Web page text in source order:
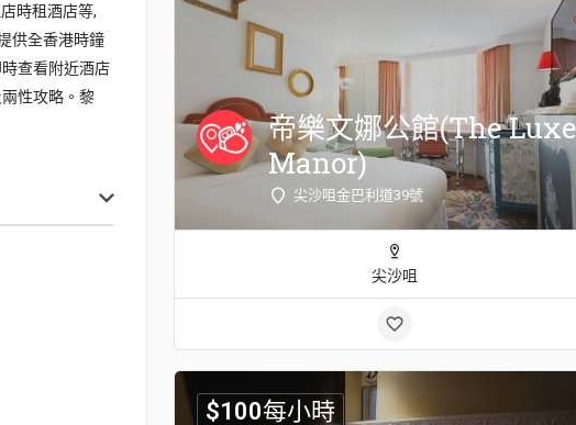
時租酒店等,
供全香港時鐘
查看附近酒店
性攻略。黎
帝樂文娜公館(The Luxe
Manor)
尖沙咀金巴利道39號
尖沙咀
$100每小時